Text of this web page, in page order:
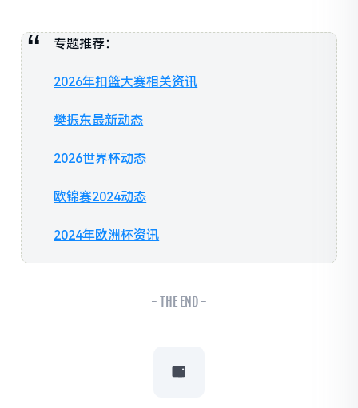
专题推荐：
2026年扣篮大赛相关资讯
樊振东最新动态
2026世界杯动态
欧锦赛2024动态
2024年欧洲杯资讯
- THE END -